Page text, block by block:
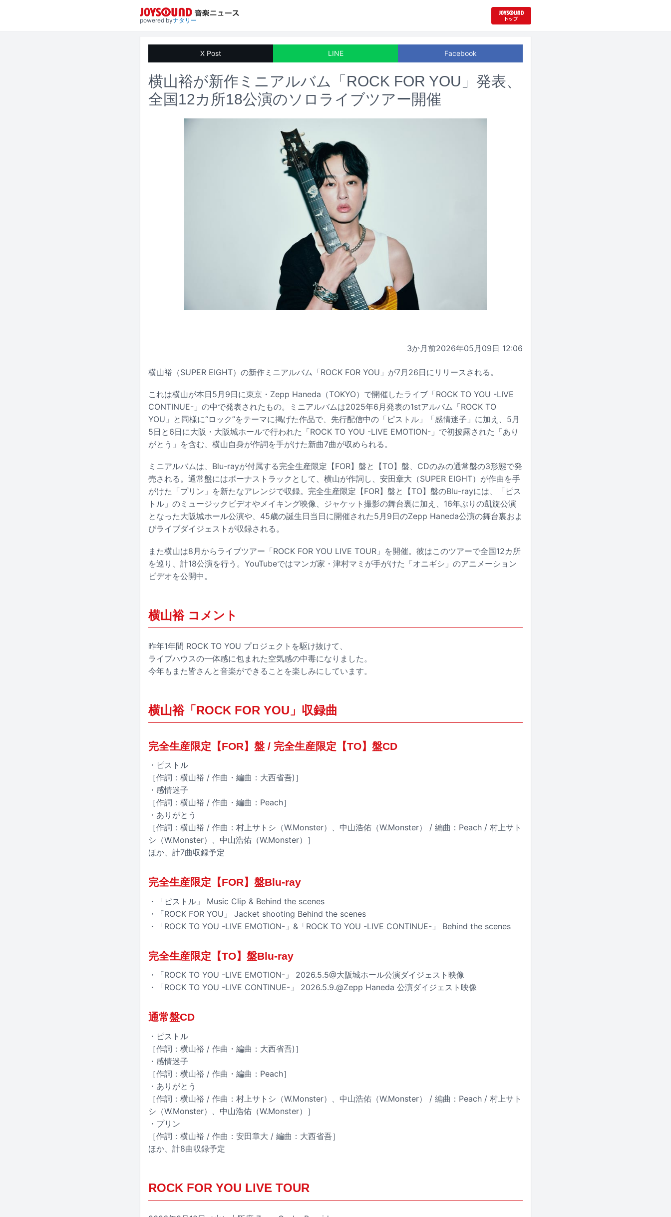
powered byナタリー
X Post LINE Facebook
横山裕が新作ミニアルバム「ROCK FOR YOU」発表、
全国12カ所18公演のソロライブツアー開催
3か月前2026年05月09日 12:06
横山裕（SUPER EIGHT）の新作ミニアルバム「ROCK FOR YOU」が7月26日にリリースされる。
これは横山が本日5月9日に東京・Zepp Haneda（TOKYO）で開催したライブ「ROCK TO YOU -LIVE
CONTINUE-」の中で発表されたもの。ミニアルバムは2025年6月発表の1stアルバム「ROCK TO
YOU」と同様に“ロック”をテーマに掲げた作品で、先行配信中の「ピストル」「感情迷子」に加え、5月
5日と6日に大阪・大阪城ホールで行われた「ROCK TO YOU -LIVE EMOTION-」で初披露された「あり
がとう」を含む、横山自身が作詞を手がけた新曲7曲が収められる。
ミニアルバムは、Blu-rayが付属する完全生産限定【FOR】盤と【TO】盤、CDのみの通常盤の3形態で発
売される。通常盤にはボーナストラックとして、横山が作詞し、安田章大（SUPER EIGHT）が作曲を手
がけた「プリン」を新たなアレンジで収録。完全生産限定【FOR】盤と【TO】盤のBlu-rayには、「ピス
トル」のミュージックビデオやメイキング映像、ジャケット撮影の舞台裏に加え、16年ぶりの凱旋公演
となった大阪城ホール公演や、45歳の誕生日当日に開催された5月9日のZepp Haneda公演の舞台裏およ
びライブダイジェストが収録される。
また横山は8月からライブツアー「ROCK FOR YOU LIVE TOUR」を開催。彼はこのツアーで全国12カ所
を巡り、計18公演を行う。YouTubeではマンガ家・津村マミが手がけた「オニギシ」のアニメーション
ビデオを公開中。
横山裕 コメント
昨年1年間 ROCK TO YOU プロジェクトを駆け抜けて、
ライブハウスの一体感に包まれた空気感の中毒になりました。
今年もまた皆さんと音楽ができることを楽しみにしています。
横山裕「ROCK FOR YOU」収録曲
完全生産限定【FOR】盤 / 完全生産限定【TO】盤CD
・ピストル
［作詞：横山裕 / 作曲・編曲：大西省吾)］
・感情迷子
［作詞：横山裕 / 作曲・編曲：Peach］
・ありがとう
［作詞：横山裕 / 作曲：村上サトシ（W.Monster）、中山浩佑（W.Monster） / 編曲：Peach / 村上サト
シ（W.Monster）、中山浩佑（W.Monster）］
ほか、計7曲収録予定
完全生産限定【FOR】盤Blu-ray
・「ピストル」 Music Clip & Behind the scenes
・「ROCK FOR YOU」 Jacket shooting Behind the scenes
・「ROCK TO YOU -LIVE EMOTION-」&「ROCK TO YOU -LIVE CONTINUE-」 Behind the scenes
完全生産限定【TO】盤Blu-ray
・「ROCK TO YOU -LIVE EMOTION-」 2026.5.5@大阪城ホール公演ダイジェスト映像
・「ROCK TO YOU -LIVE CONTINUE-」 2026.5.9.@Zepp Haneda 公演ダイジェスト映像
通常盤CD
・ピストル
［作詞：横山裕 / 作曲・編曲：大西省吾)］
・感情迷子
［作詞：横山裕 / 作曲・編曲：Peach］
・ありがとう
［作詞：横山裕 / 作曲：村上サトシ（W.Monster）、中山浩佑（W.Monster） / 編曲：Peach / 村上サト
シ（W.Monster）、中山浩佑（W.Monster）］
・プリン
［作詞：横山裕 / 作曲：安田章大 / 編曲：大西省吾］
ほか、計8曲収録予定
ROCK FOR YOU LIVE TOUR